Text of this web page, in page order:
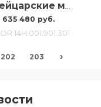
635 480 руб.
202 203 ›